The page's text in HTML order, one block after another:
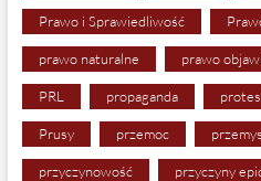
Prawo i Sprawiedliwość
prawo naturalne prawo
PRL propaganda
Prusy przemoc
przyczynowość przyczyny